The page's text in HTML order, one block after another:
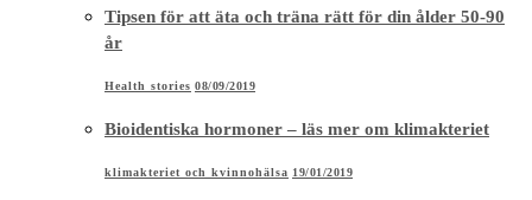
Tipsen för att äta och träna rätt för din ålder 50-90
år
Health stories 08/09/2019
Bioidentiska hormoner – läs mer om klimakteriet
klimakteriet och kvinnohälsa 19/01/2019